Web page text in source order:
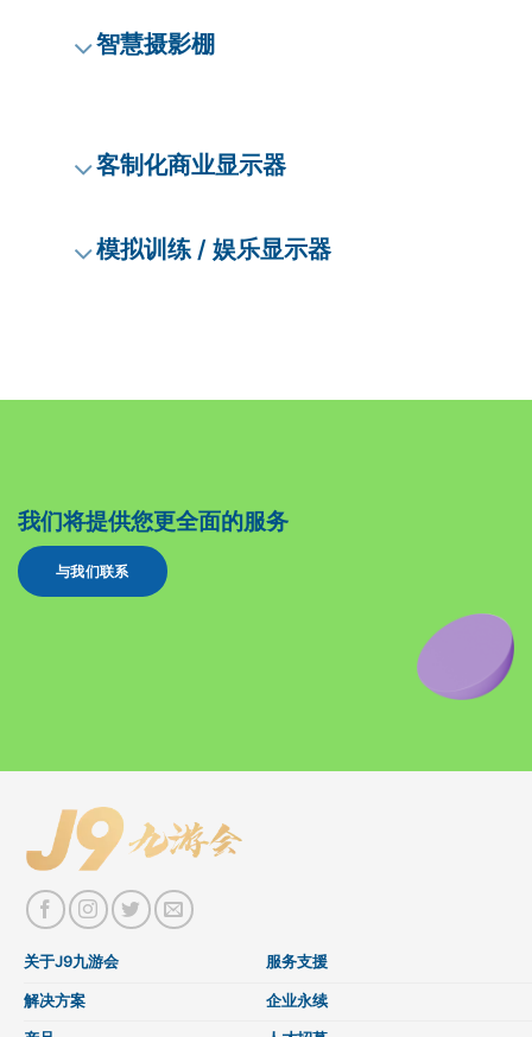
智慧摄影棚
客制化商业显示器
模拟训练 / 娱乐显示器
我们将提供您更全面的服务
与我们联系
关于J9九游会
解决方案
服务支援
企业永续